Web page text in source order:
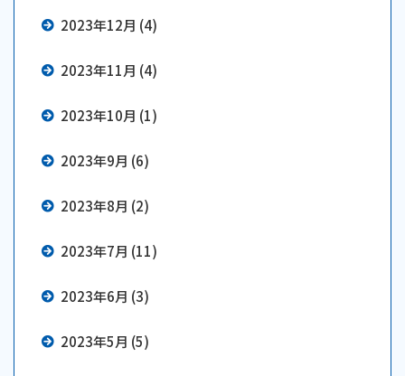
2023年12月 (4)
2023年11月 (4)
2023年10月 (1)
2023年9月 (6)
2023年8月 (2)
2023年7月 (11)
2023年6月 (3)
2023年5月 (5)